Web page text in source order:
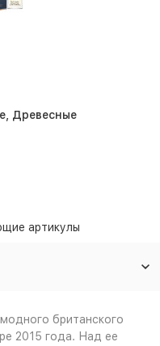
Древесные
артикулы
британского
2015 года. Над ее